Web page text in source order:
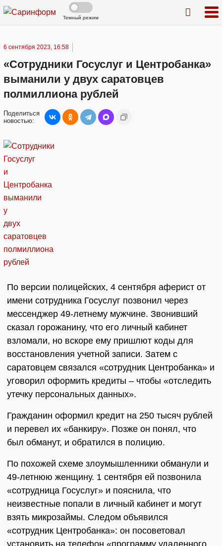
Темный режим
6 сентября 2023, 16:58
«Сотрудники Госуслуг и Центробанка»
выманили у двух саратовцев
полмиллиона рублей
Поделиться
новостью:
По версии полицейских, 4 сентября аферист от
имени сотрудника Госуслуг позвонил через
мессенджер 49-летнему мужчине. Звонивший
сказал горожанину, что его личный кабинет
взломали, но вскоре ему пришлют коды для
восстановления учетной записи. Затем с
саратовцем связался «сотрудник Центробанка» и
уговорил оформить кредиты – чтобы «отследить
утечку персональных данных».
Гражданин оформил кредит на 250 тысяч рублей
и перевел их «банкиру». Позже он понял, что
был обманут, и обратился в полицию.
По похожей схеме злоумышленники обманули и
49-летнюю женщину. 1 сентября ей позвонила
«сотрудница Госуслуг» и пояснила, что
неизвестные попали в личный кабинет и могут
взять микрозаймы. Следом объявился
«сотрудник Центробанка»: он посоветовал